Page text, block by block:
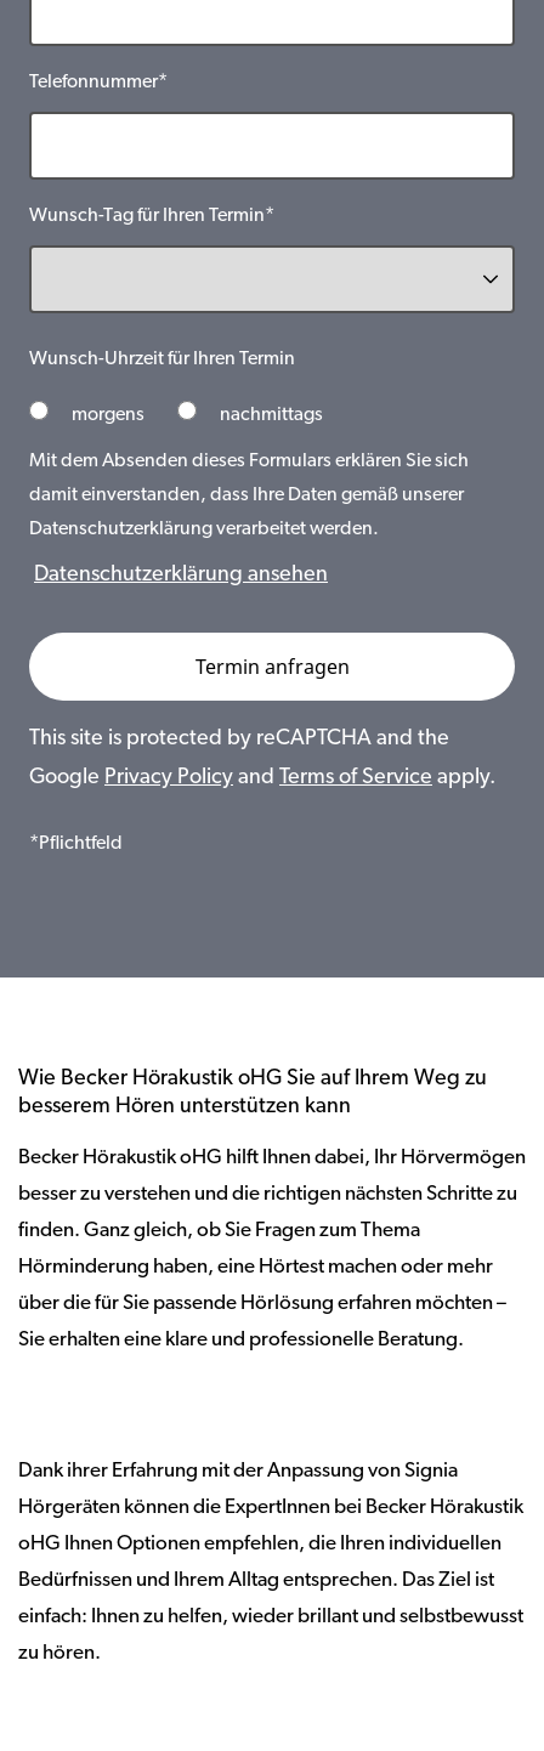
Telefonnummer*
Wunsch-Tag für Ihren Termin*
Wunsch-Uhrzeit für Ihren Termin
morgens nachmittags
Mit dem Absenden dieses Formulars erklären Sie sich
damit einverstanden, dass Ihre Daten gemäß unserer
Datenschutzerklärung verarbeitet werden.
Datenschutzerklärung ansehen
This site is protected by reCAPTCHA and the
Google Privacy Policy and Terms of Service apply.
*Pflichtfeld
Wie Becker Hörakustik oHG Sie auf Ihrem Weg zu
besserem Hören unterstützen kann
Becker Hörakustik oHG hilft Ihnen dabei, Ihr Hörvermögen
besser zu verstehen und die richtigen nächsten Schritte zu
finden. Ganz gleich, ob Sie Fragen zum Thema
Hörminderung haben, eine Hörtest machen oder mehr
über die für Sie passende Hörlösung erfahren möchten –
Sie erhalten eine klare und professionelle Beratung.
Dank ihrer Erfahrung mit der Anpassung von Signia
Hörgeräten können die ExpertInnen bei Becker Hörakustik
oHG Ihnen Optionen empfehlen, die Ihren individuellen
Bedürfnissen und Ihrem Alltag entsprechen. Das Ziel ist
einfach: Ihnen zu helfen, wieder brillant und selbstbewusst
zu hören.